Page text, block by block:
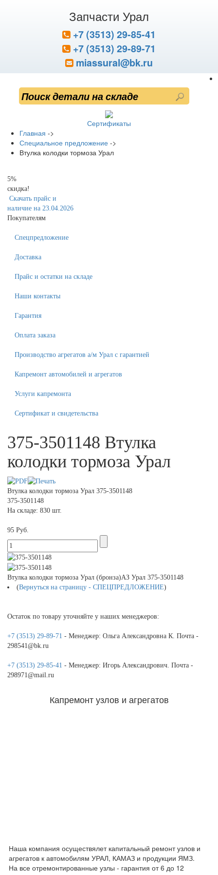
Запчасти Урал
+7 (3513) 29-85-41
+7 (3513) 29-89-71
miassural@bk.ru
Сертификаты
Главная ->
Специальное предложение ->
Втулка колодки тормоза Урал
5%
скидка!
Скачать прайс и
наличие на 23.04.2026
Покупателям
Спецпредложение
Доставка
Прайс и остатки на складе
Наши контакты
Гарантия
Оплата заказа
Производство агрегатов а/м Урал с гарантией
Капремонт автомобилей и агрегатов
Услуги капремонта
Сертификат и свидетельства
375-3501148 Втулка
колодки тормоза Урал
Втулка колодки тормоза Урал 375-3501148
375-3501148
На складе: 830 шт.
95 Руб.
Втулка колодки тормоза Урал (бронза)АЗ Урал 375-3501148
(Вернуться на страницу - СПЕЦПРЕДЛОЖЕНИЕ)
Остаток по товару уточняйте у наших менеджеров:
+7 (3513) 29-89-71 - Менеджер: Ольга Александровна К. Почта -
298541@bk.ru
+7 (3513) 29-85-41 - Менеджер: Игорь Александрович. Почта -
298971@mail.ru
Капремонт узлов и агрегатов
Наша компания осуществялет капитальный ремонт узлов и
агрегатов к автомобилям УРАЛ, КАМАЗ и продукции ЯМЗ.
На все отремонтированные узлы - гарантия от 6 до 12